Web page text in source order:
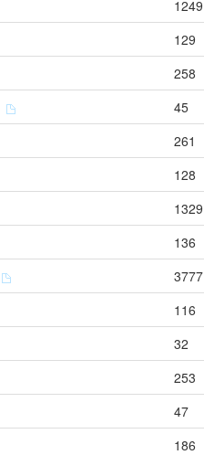
1249
129
258
45
261
128
1329
136
3777
116
32
253
47
186